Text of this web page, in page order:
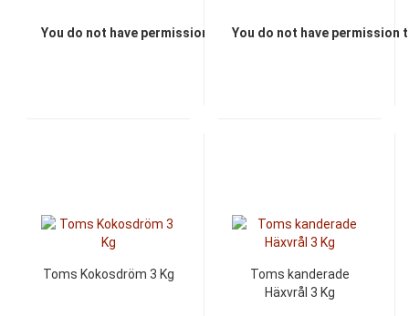
You do not have permission to view the prices
You do not have permission
Toms Kokosdröm 3 Kg
Toms kanderade
Häxvrål 3 Kg